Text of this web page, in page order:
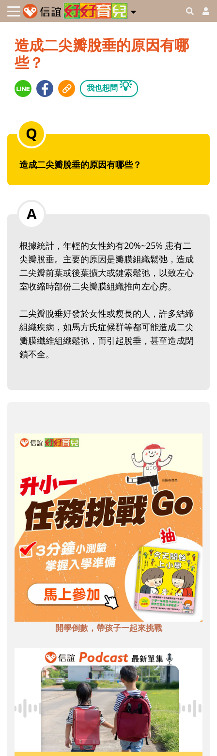
造成二尖瓣脫垂的原因有哪
些？
我也想問 💡
造成二尖瓣脫垂的原因有哪些？
根據統計，年輕的女性約有20%~25% 患有二
尖瓣脫垂。主要的原因是瓣膜組織鬆弛，造成
二尖瓣前葉或後葉擴大或鍵索鬆弛，以致左心
室收縮時部份二尖瓣膜組織推向左心房。
二尖瓣脫垂好發於女性或瘦長的人，許多結締
組織疾病，如馬方氏症候群等都可能造成二尖
瓣膜纖維組織鬆弛，而引起脫垂，甚至造成閉
鎖不全。
開學倒數，帶孩子一起來挑戰